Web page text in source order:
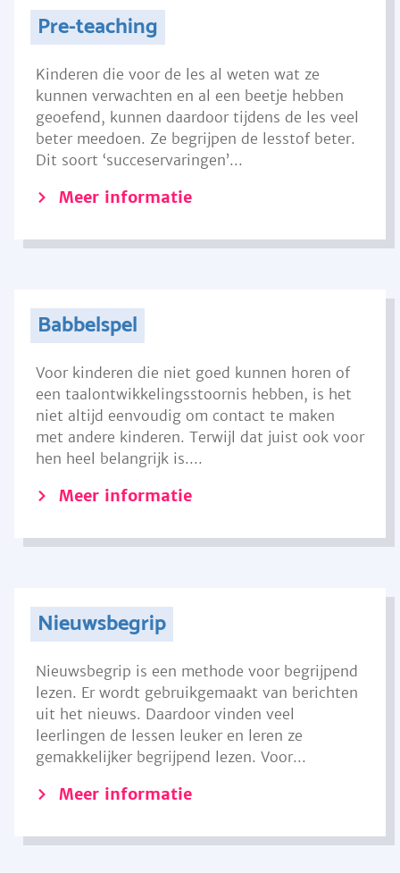
Pre-teaching
Kinderen die voor de les al weten wat ze
kunnen verwachten en al een beetje hebben
geoefend, kunnen daardoor tijdens de les veel
beter meedoen. Ze begrijpen de lesstof beter.
Dit soort ‘succeservaringen’...
Meer informatie
Babbelspel
Voor kinderen die niet goed kunnen horen of
een taalontwikkelingsstoornis hebben, is het
niet altijd eenvoudig om contact te maken
met andere kinderen. Terwijl dat juist ook voor
hen heel belangrijk is....
Meer informatie
Nieuwsbegrip
Nieuwsbegrip is een methode voor begrijpend
lezen. Er wordt gebruikgemaakt van berichten
uit het nieuws. Daardoor vinden veel
leerlingen de lessen leuker en leren ze
gemakkelijker begrijpend lezen. Voor...
Meer informatie